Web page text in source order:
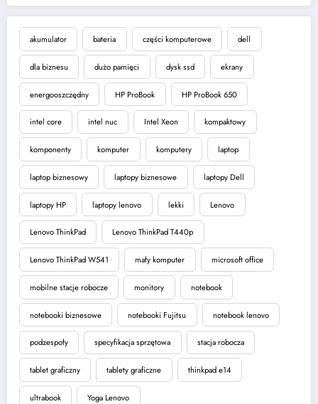
akumulator bateria części komputerowe dell
dla biznesu dużo pamięci dysk ssd ekrany
energooszczędny HP ProBook HP ProBook 650
intel core intel nuc Intel Xeon kompaktowy
komponenty komputer komputery laptop
laptop biznesowy laptopy biznesowe laptopy Dell
laptopy HP laptopy lenovo lekki Lenovo
Lenovo ThinkPad Lenovo ThinkPad T440p
Lenovo ThinkPad W541 mały komputer microsoft office
mobilne stacje robocze monitory notebook
notebooki biznesowe notebooki Fujitsu notebook lenovo
podzespoły specyfikacja sprzętowa stacja robocza
tablet graficzny tablety graficzne thinkpad e14
ultrabook Yoga Lenovo